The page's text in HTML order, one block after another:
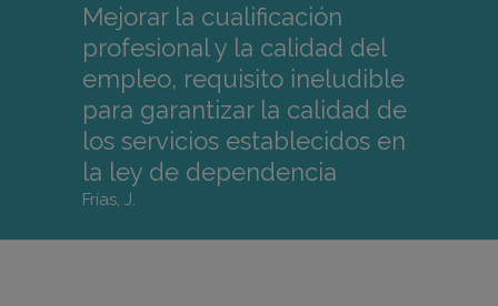
Mejorar la cualificación
profesional y la calidad del
empleo, requisito ineludible
para garantizar la calidad de
los servicios establecidos en
la ley de dependencia
Frías, J.